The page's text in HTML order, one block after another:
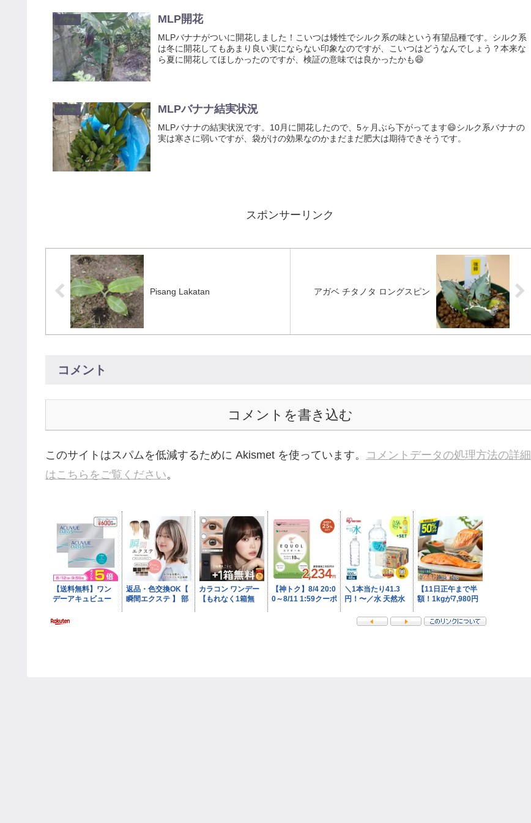
バナナ MLP開花
MLPバナナがついに開花しました！こいつは矮性でシルク系の味という有望品種です。シルク系
は冬に開花してもあまり良い実にならない印象なのですが、こいつはどうなんでしょう？本来な
ら夏に開花してほしかったのですが、検証の意味では良かったかも😄
バナナ MLPバナナ結実状況
MLPバナナの結実状況です。10月に開花したので、5ヶ月ぶら下がってます😄シルク系バナナの
実は寒さに弱いですが、袋がけの効果なのかまだまだ肥大は期待できそうです。
スポンサーリンク
Pisang Lakatan アガベ チタノタ ロングスピン
コメント
コメントを書き込む
このサイトはスパムを低減するために Akismet を使っています。
コメントデータの処理方法の詳細
はこちらをご覧ください。